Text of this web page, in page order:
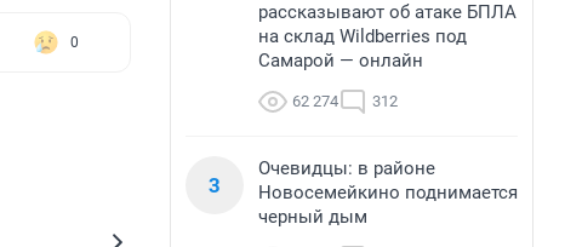
0
рассказывают об атаке БПЛА
на склад Wildberries под
Самарой — онлайн
62 274 312
3
Очевидцы: в районе
Новосемейкино поднимается
черный дым